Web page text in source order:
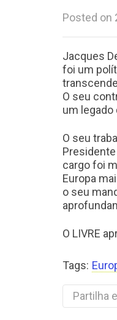
Posted on
Jacques
foi um
O seu
um legado
O seu
cargo foi
Europa
o seu
O LIVRE
Tags:
Partilha